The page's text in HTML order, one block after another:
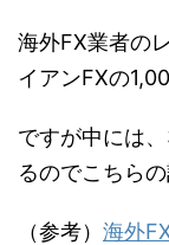
海外FX業者の
イアンFXの
ですが中には
るのでこちら
（参考） 海外